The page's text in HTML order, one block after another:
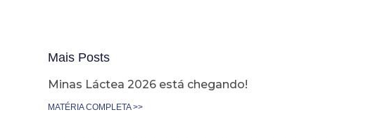
Mais Posts
Minas Láctea 2026 está chegando!
MATÉRIA COMPLETA >>